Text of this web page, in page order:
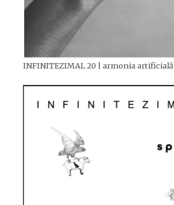
INFINITEZIMAL 20 | armonia artificială